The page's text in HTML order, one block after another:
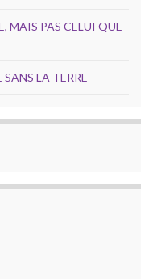
MAIS PAS CELUI QUE
SANS LA TERRE